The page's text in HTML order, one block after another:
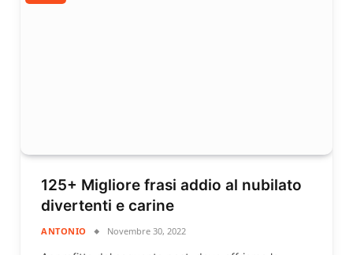
125+ Migliore frasi addio al nubilato
divertenti e carine
ANTONIO Novembre 30, 2022